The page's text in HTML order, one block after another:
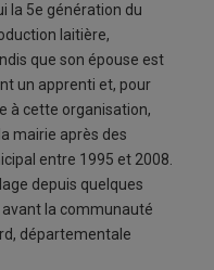
la 5e génération du
laitière,
que son épouse est
un apprenti et, pour
à cette organisation,
mairie après des
entre 1995 et 2008.
depuis quelques
la communauté
départementale